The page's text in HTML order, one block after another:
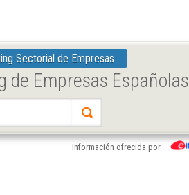
Sectorial de Empresas
de Empresas Españolas
Información ofrecida por